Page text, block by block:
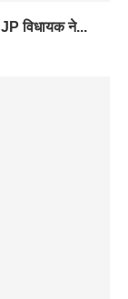
विधायक ने...